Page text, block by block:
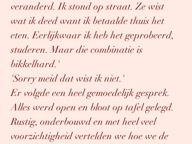
veranderd. Ik stond op straat. Ze wist
wat ik deed want ik betaalde thuis het
eten. Eerlijkwaar ik heb het geprobeerd,
studeren. Maar die combinatie is
bikkelhard.'
'Sorry meid dat wist ik niet.'
Er volgde een heel gemoedelijk gesprek.
Alles werd open en bloot op tafel gelegd.
Rustig, onderbouwd en met heel veel
voorzichtigheid vertelden we hoe we de